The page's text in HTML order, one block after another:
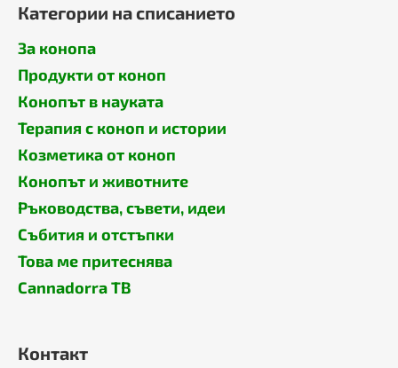
Категории на списанието
За конопа
Продукти от коноп
Конопът в науката
Терапия с коноп и истории
Козметика от коноп
Конопът и животните
Ръководства, съвети, идеи
Събития и отстъпки
Това ме притеснява
Cannadorra ТВ
Контакт